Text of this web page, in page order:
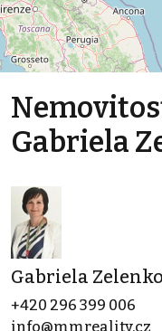
Gabriela
Gabriela
+420 296 399 006
info@mmreality.cz